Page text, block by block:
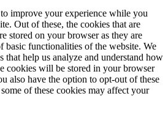
improve your experience while you
Out of these, the cookies that are
stored on your browser as they are
basic functionalities of the website. We
that help us analyze and understand how
cookies will be stored in your browser
also have the option to opt-out of these
of these cookies may affect your